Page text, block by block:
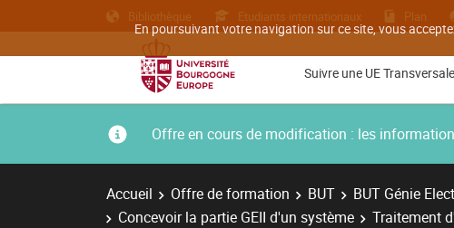
En poursuivant votre navigation sur ce site, vous
Bibliothèque Etudiants internationaux Plan
Suivre une UE Transversale
Offre en cours de modification : les
Accueil Offre de formation BUT BUT Génie
Concevoir la partie GEII d'un système
Traitement